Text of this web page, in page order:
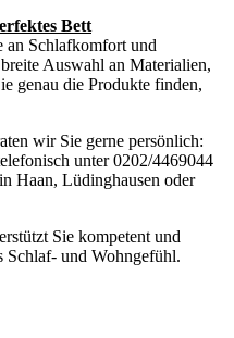
Bett
an Schlafkomfort und
Auswahl an Materialien,
genau die Produkte finden,
wir Sie gerne persönlich:
unter 0202/4469044
Haan, Lüdinghausen oder
Sie kompetent und
und Wohngefühl.